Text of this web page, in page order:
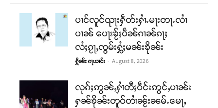
ပၢင်လူင်ၺႃးႁဵတ်းႁၢႆႉမႃးတႃႉလၢႆ
ပၢၼ် ​​ပေႃးၶႂ်ႈပဵၼ်ၵၢၼ်ၵႃႈ
လႆႈၵႂႃႇၸွမ်းႁွႆႈမၼ်းၶိုၼ်း
ႁိုၼ်း ၵႃယၢင်း - August 8, 2026
လုၵ်ႈဢွၼ်ႇႁၢႆတီႈဝဵင်းဢွင်ႇပၢၼ်း
ႁၼ်ၶိုၼ်းတူဝ်တၢႆၼႂ်းၼမ်ႉမေႃႇ